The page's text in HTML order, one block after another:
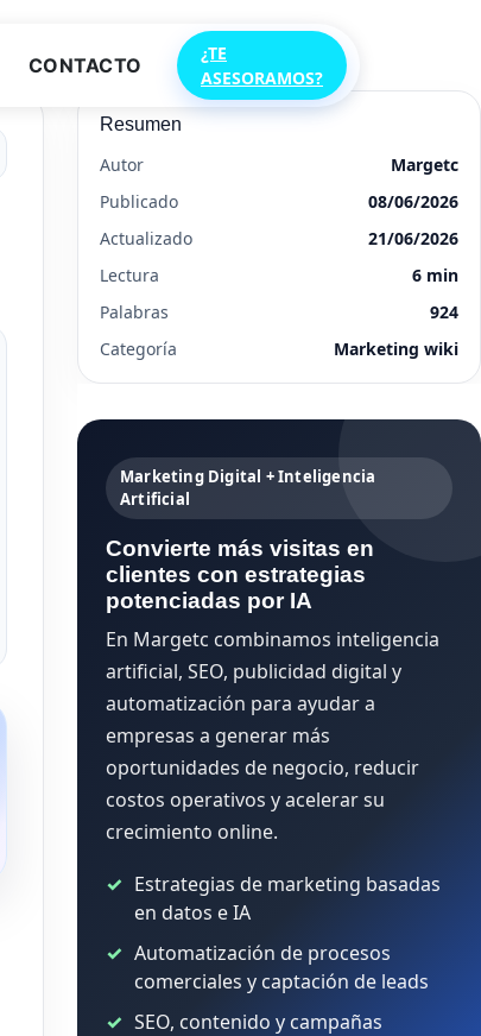
CONTACTO
¿TE
ASESORAMOS?
Resumen
Autor
Margetc
Publicado
08/06/2026
Actualizado
21/06/2026
Lectura
6 min
Palabras
924
Categoría
Marketing wiki
Marketing Digital + Inteligencia
Artificial
Convierte más visitas en
clientes con estrategias
potenciadas por IA
En Margetc combinamos inteligencia
artificial, SEO, publicidad digital y
automatización para ayudar a
empresas a generar más
oportunidades de negocio, reducir
costos operativos y acelerar su
crecimiento online.
Estrategias de marketing basadas
en datos e IA
Automatización de procesos
comerciales y captación de leads
SEO, contenido y campañas